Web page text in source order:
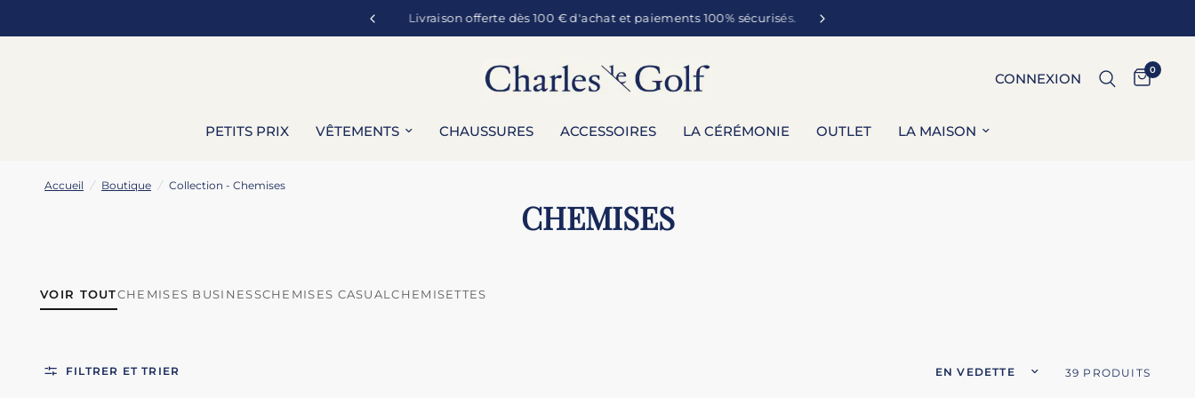
Livraison offerte dès 100 € d'achat et paiements 100% sécurisés.
CONNEXION
0
PETITS PRIX VÊTEMENTS CHAUSSURES ACCESSOIRES LA CÉRÉMONIE OUTLET LA MAISON
Accueil / Boutique / Collection - Chemises
CHEMISES
VOIR TOUTCHEMISES BUSINESSCHEMISES CASUALCHEMISETTES
FILTRER ET TRIER Trier par : 39 PRODUITS